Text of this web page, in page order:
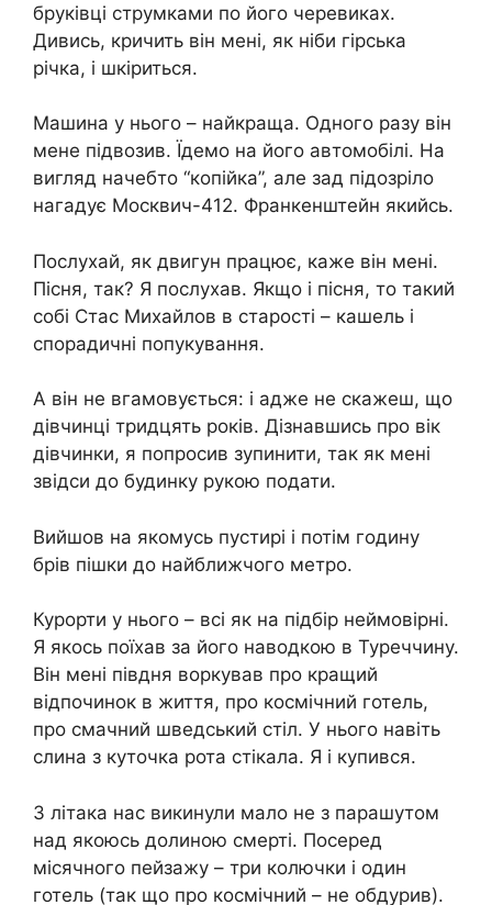
бруківці струмками по його черевиках.
Дивись, кричить він мені, як ніби гірська
річка, і шкіриться.
Машина у нього – найкраща. Одного разу він
мене підвозив. Їдемо на його автомобілі. На
вигляд начебто “копійка”, але зад підозріло
нагадує Москвич-412. Франкенштейн якийсь.
Послухай, як двигун працює, каже він мені.
Пісня, так? Я послухав. Якщо і пісня, то такий
собі Стас Михайлов в старості – кашель і
спорадичні попукування.
А він не вгамовується: і адже не скажеш, що
дівчинці тридцять років. Дізнавшись про вік
дівчинки, я попросив зупинити, так як мені
звідси до будинку рукою подати.
Вийшов на якомусь пустирі і потім годину
брів пішки до найближчого метро.
Курорти у нього – всі як на підбір неймовірні.
Я якось поїхав за його наводкою в Туреччину.
Він мені півдня воркував про кращий
відпочинок в життя, про космічний готель,
про смачний шведський стіл. У нього навіть
слина з куточка рота стікала. Я і купився.
З літака нас викинули мало не з парашутом
над якоюсь долиною смерті. Посеред
місячного пейзажу – три колючки і один
готель (так що про космічний – не обдурив).